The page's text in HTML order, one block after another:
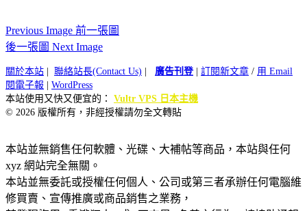
Previous Image 前一張圖
後一張圖 Next Image
關於本站 聯絡站長(Contact Us) 廣告刊登| 訂閱新文章 / 用 Email
閱電子報
WordPress
本站使用又快又便宜的： Vultr VPS 日本主機
© 2026 版權所有，非經授權請勿全文轉貼
本站並無銷售任何軟體、光碟、大補帖等商品，本站與任何
xyz 網站完全無關。
本站並無委託或授權任何個人、公司或第三者承辦任何電腦維
修買賣、宣傳推廣或商品銷售之業務，